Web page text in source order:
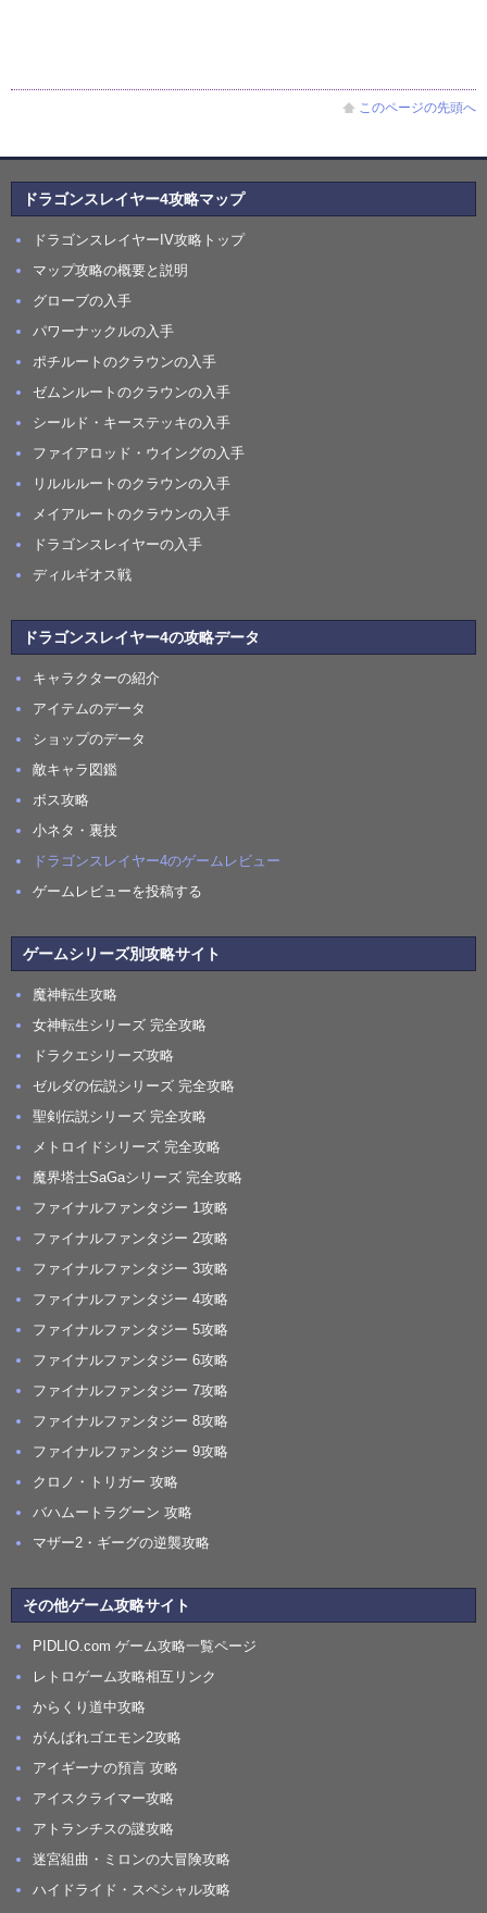
このページの先頭へ
ドラゴンスレイヤー4攻略マップ
ドラゴンスレイヤーIV攻略トップ
マップ攻略の概要と説明
グローブの入手
パワーナックルの入手
ポチルートのクラウンの入手
ゼムンルートのクラウンの入手
シールド・キーステッキの入手
ファイアロッド・ウイングの入手
リルルルートのクラウンの入手
メイアルートのクラウンの入手
ドラゴンスレイヤーの入手
ディルギオス戦
ドラゴンスレイヤー4の攻略データ
キャラクターの紹介
アイテムのデータ
ショップのデータ
敵キャラ図鑑
ボス攻略
小ネタ・裏技
ドラゴンスレイヤー4のゲームレビュー
ゲームレビューを投稿する
ゲームシリーズ別攻略サイト
魔神転生攻略
女神転生シリーズ 完全攻略
ドラクエシリーズ攻略
ゼルダの伝説シリーズ 完全攻略
聖剣伝説シリーズ 完全攻略
メトロイドシリーズ 完全攻略
魔界塔士SaGaシリーズ 完全攻略
ファイナルファンタジー 1攻略
ファイナルファンタジー 2攻略
ファイナルファンタジー 3攻略
ファイナルファンタジー 4攻略
ファイナルファンタジー 5攻略
ファイナルファンタジー 6攻略
ファイナルファンタジー 7攻略
ファイナルファンタジー 8攻略
ファイナルファンタジー 9攻略
クロノ・トリガー 攻略
バハムートラグーン 攻略
マザー2・ギーグの逆襲攻略
その他ゲーム攻略サイト
PIDLIO.com ゲーム攻略一覧ページ
レトロゲーム攻略相互リンク
からくり道中攻略
がんばれゴエモン2攻略
アイギーナの預言 攻略
アイスクライマー攻略
アトランチスの謎攻略
迷宮組曲・ミロンの大冒険攻略
ハイドライド・スペシャル攻略